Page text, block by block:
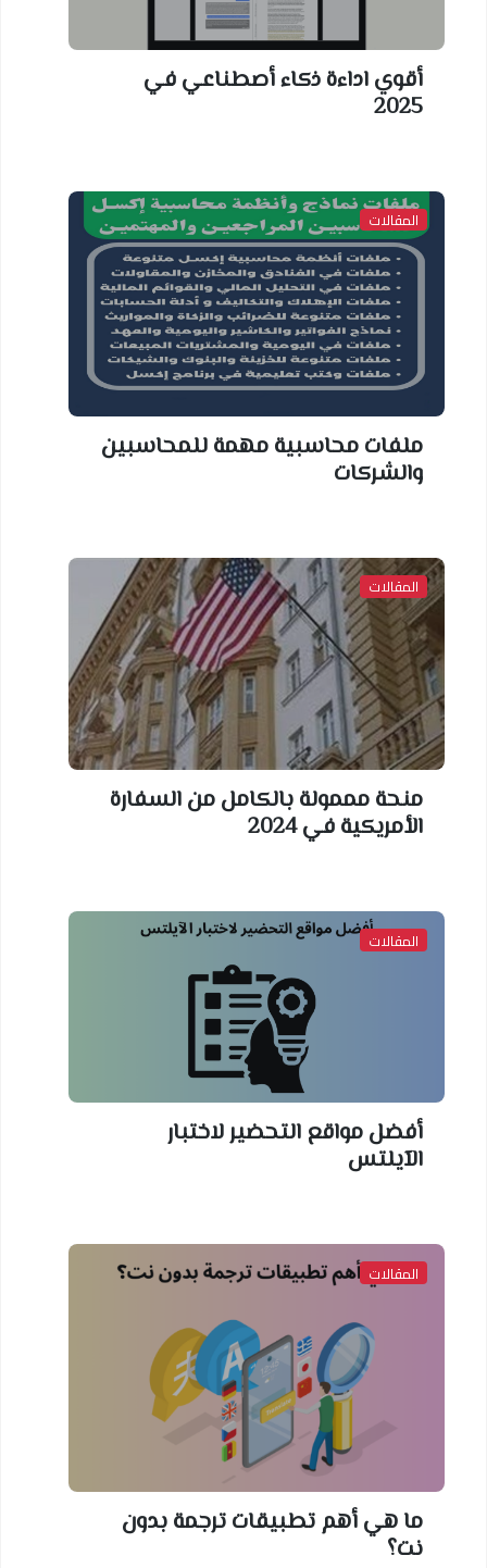
أقوي اداءة ذكاء أصطناعي في
2025
المقالات
ملفات محاسبية مهمة للمحاسبين
والشركات
المقالات
منحة مممولة بالكامل من السفارة
الأمريكية في 2024
المقالات
أفضل مواقع التحضير لاختبار
الآيلتس
المقالات
ما هي أهم تطبيقات ترجمة بدون
نت؟